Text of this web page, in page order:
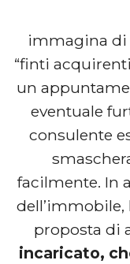
immagina
“finti
un
eventuale
consulente
facilmente. In
dell’immobile,
proposta di
incaricato,